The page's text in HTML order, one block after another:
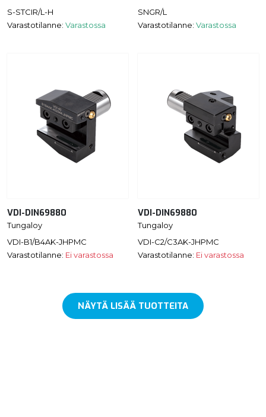
S-STCIR/L-H
Varastotilanne: Varastossa
SNGR/L
Varastotilanne: Varastossa
VDI-DIN69880
Tungaloy
VDI-B1/B4AK-JHPMC
Varastotilanne: Ei varastossa
VDI-DIN69880
Tungaloy
VDI-C2/C3AK-JHPMC
Varastotilanne: Ei varastossa
NÄYTÄ LISÄÄ TUOTTEITA